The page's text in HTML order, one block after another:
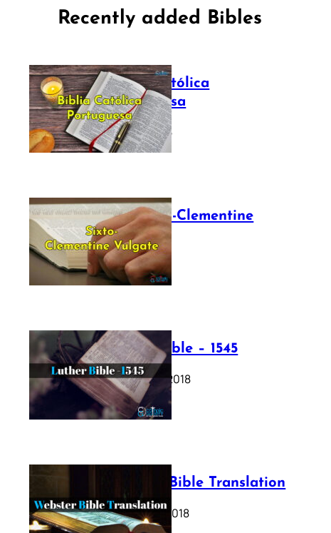
Recently added Bibles
Bíblia Católica
Portuguesa
July 16, 2025
The Sixto-Clementine
Vulgate
July 12, 2025
Luther Bible – 1545
October 17, 2018
Webster Bible Translation
October 11, 2018